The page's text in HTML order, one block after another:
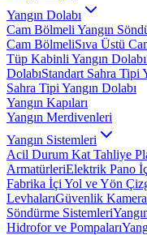
Yangın Dolabı
Cam Bölmeli Yangın
Cam BölmeliSıva Üstü
Tüp Kabinli Yangın Dolabı
DolabıStandart Sahra Tipi
Sahra Tipi Yangın Dolabı
Yangın Kapıları
Yangın Merdivenleri
Yangın Sistemleri
Acil Durum Kat Tahliye
ArmatürleriElektrik Pano
Fabrika İçi Yol ve Yön
LevhalarıGüvenlik
Söndürme Sistemleri
Hidrofor ve Pompaları